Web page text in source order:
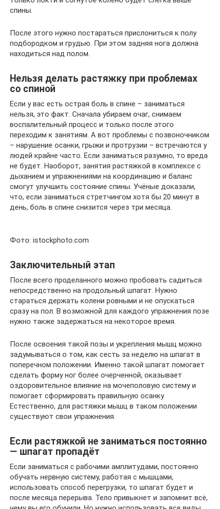
спины.
После этого нужно постараться прислониться к полу
подбородком и грудью. При этом задняя нога должна
находиться над полом.
Нельзя делать растяжку при проблемах
со спиной
Если у вас есть острая боль в спине – заниматься
нельзя, это факт. Сначала убираем очаг, снимаем
воспалительный процесс и только после этого
переходим к занятиям. А вот проблемы с позвоночником
– нарушение осанки, грыжи и протрузии – встречаются у
людей крайне часто. Если заниматься разумно, то вреда
не будет. Наоборот, занятия растяжкой в комплексе с
дыханием и упражнениями на координацию и баланс
смогут улучшить состояние спины. Учёные доказали,
что, если заниматься стретчингом хотя бы 20 минут в
день, боль в спине снизится через три месяца.
Фото: istockphoto.com
Заключительный этап
После всего проделанного можно пробовать садиться
непосредственно на продольный шпагат. Нужно
стараться держать колени ровными и не опускаться
сразу на пол. В возможной для каждого упражнения позе
нужно также задержаться на некоторое время.
После освоения такой позы и укрепления мышц можно
задумываться о том, как сесть за неделю на шпагат в
поперечном положении. Именно такой шпагат помогает
сделать форму ног более очерченной, оказывает
оздоровительное влияние на мочеполовую систему и
помогает сформировать правильную осанку.
Естественно, для растяжки мышц в таком положении
существуют свои упражнения.
Если растяжкой не заниматься постоянно
— шпагат пропадёт
Если заниматься с рабочими амплитудами, постоянно
обучать нервную систему, работая с мышцами,
использовать способ перегрузки, то шпагат будет и
после месяца перерыва. Тело привыкнет и запомнит всё,